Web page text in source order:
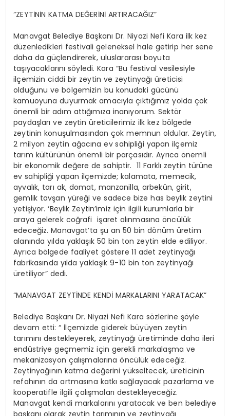
“ZEYTİNİN KATMA DEĞERİNİ ARTIRACAĞIZ”
Manavgat Belediye Başkanı Dr. Niyazi Nefi Kara ilk kez
düzenledikleri festivali geleneksel hale getirip her sene
daha da güçlendirerek, uluslararası boyuta
taşıyacaklarını söyledi. Kara “Bu festival vesilesiyle
ilçemizin ciddi bir zeytin ve zeytinyağı üreticisi
olduğunu ve bölgemizin bu konudaki gücünü
kamuoyuna duyurmak amacıyla çıktığımız yolda çok
önemli bir adım attığımıza inanıyorum. Sektör
paydaşları ve zeytin üreticilerimiz ilk kez bölgede
zeytinin konuşulmasından çok memnun oldular. Zeytin,
2 milyon zeytin ağacına ev sahipliği yapan ilçemiz
tarım kültürünün önemli bir parçasıdır. Ayrıca önemli
bir ekonomik değere de sahiptir. 11 Farklı zeytin türüne
ev sahipliği yapan ilçemizde; kalamata, memecik,
ayvalık, tarı ak, domat, manzanilla, arbekün, girit,
gemlik tavşan yüreği ve sadece bize has beylik zeytini
yetişiyor. ‘Beylik Zeytin’imiz için ilgili kurumlarla bir
araya gelerek coğrafi işaret alınmasına öncülük
edeceğiz. Manavgat’ta şu an 50 bin dönüm üretim
alanında yılda yaklaşık 50 bin ton zeytin elde ediliyor.
Ayrıca bölgede faaliyet göstere 11 adet zeytinyağı
fabrikasında yılda yaklaşık 9-10 bin ton zeytinyağı
üretiliyor” dedi.
“MANAVGAT ZEYTİNDE KENDİ MARKALARINI YARATACAK”
Belediye Başkanı Dr. Niyazi Nefi Kara sözlerine şöyle
devam etti: “ İlçemizde giderek büyüyen zeytin
tarımını destekleyerek, zeytinyağı üretiminde daha ileri
endüstriye geçmemiz için gerekli markalaşma ve
mekanizasyon çalışmalarına öncülük edeceğiz.
Zeytinyağının katma değerini yükseltecek, üreticinin
refahının da artmasına katkı sağlayacak pazarlama ve
kooperatifle ilgili çalışmaları destekleyeceğiz.
Manavgat kendi markalarını yaratacak ve ben belediye